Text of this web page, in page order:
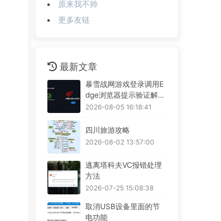
原来我不帅
更多友链
最新文章
暴雪战网游戏登录调用E
dge浏览器提示验证解决
方案
2026-08-05 16:18:41
四川旅游攻略
2026-08-02 13:57:00
逃离塔科夫VC报错处理
方法
2026-07-25 15:08:38
取消USB设备里面的节
电功能